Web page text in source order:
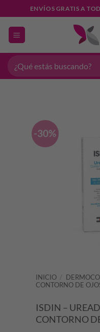
al
contenido
ENVÍOS GRATIS A
Buscar
por:
-30%
INICIO /
CONTORNO DE
ISDIN –
CONTORNO